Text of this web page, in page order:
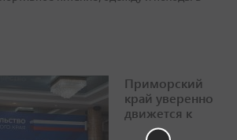
Приморский
край уверенно
движется к